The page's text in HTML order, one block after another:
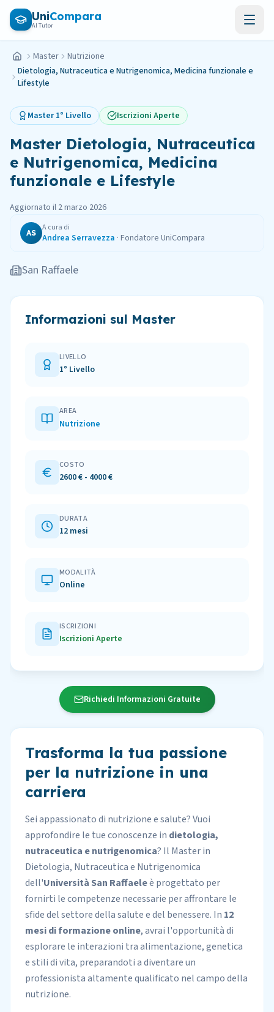
Vai al contenuto principale
UniCompara
AI Tutor
Home Master
Nutrizione
Dietologia, Nutraceutica e Nutrigenomica, Medicina funzionale e
Lifestyle
Master1° Livello Iscrizioni Aperte
Master Dietologia, Nutraceutica
e Nutrigenomica, Medicina
funzionale e Lifestyle
Aggiornato il 2 marzo 2026
AS
A cura di
Andrea Serravezza · Fondatore UniCompara
San Raffaele
Informazioni sul Master
LIVELLO
1° Livello
AREA
Nutrizione
COSTO
2600 € - 4000 €
DURATA
12 mesi
MODALITÀ
Online
ISCRIZIONI
Iscrizioni Aperte
Richiedi Informazioni Gratuite
Trasforma la tua passione
per la nutrizione in una
carriera
Sei appassionato di nutrizione e salute? Vuoi
approfondire le tue conoscenze in dietologia,
nutraceutica e nutrigenomica? Il Master in
Dietologia, Nutraceutica e Nutrigenomica
dell'Università San Raffaeleè progettato per
fornirti le competenze necessarie per affrontare le
sfide del settore della salute e del benessere. In 12
mesi di formazione online, avrai l'opportunità di
esplorare le interazioni tra alimentazione, genetica
e stili di vita, preparandoti a diventare un
professionista altamente qualificato nel campo della
nutrizione.